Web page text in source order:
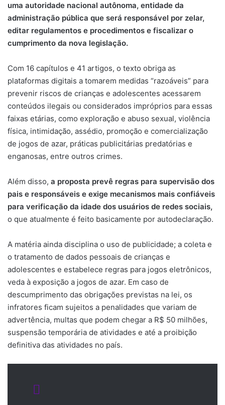
uma autoridade nacional autônoma, entidade da
administração pública que será responsável por zelar,
editar regulamentos e procedimentos e fiscalizar o
cumprimento da nova legislação.
Com 16 capítulos e 41 artigos, o texto obriga as
plataformas digitais a tomarem medidas “razoáveis” para
prevenir riscos de crianças e adolescentes acessarem
conteúdos ilegais ou considerados impróprios para essas
faixas etárias, como exploração e abuso sexual, violência
física, intimidação, assédio, promoção e comercialização
de jogos de azar, práticas publicitárias predatórias e
enganosas, entre outros crimes.
Além disso, a proposta prevê regras para supervisão dos
pais e responsáveis e exige mecanismos mais confiáveis
para verificação da idade dos usuários de redes sociais,
o que atualmente é feito basicamente por autodeclaração.
A matéria ainda disciplina o uso de publicidade; a coleta e
o tratamento de dados pessoais de crianças e
adolescentes e estabelece regras para jogos eletrônicos,
veda à exposição a jogos de azar. Em caso de
descumprimento das obrigações previstas na lei, os
infratores ficam sujeitos a penalidades que variam de
advertência, multas que podem chegar a R$ 50 milhões,
suspensão temporária de atividades e até a proibição
definitiva das atividades no país.